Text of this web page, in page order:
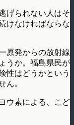
げられない人はそ
けなければならな
原発からの放射線
うか。福島県民が
性はどうかという
。
ウ素による、こど